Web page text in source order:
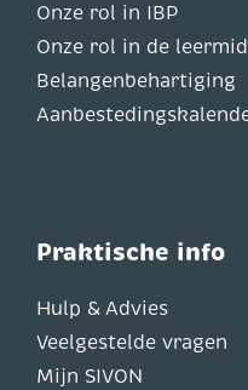
Onze rol in IBP
Onze rol in de
Belangenbehartiging
Praktische info
Hulp & Advies
Veelgestelde vragen
Mijn SIVON